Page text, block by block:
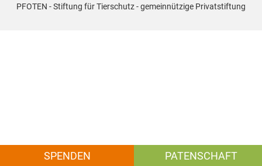
PFOTEN - Stiftung für Tierschutz - gemeinnützige Privatstiftung
SPENDEN PATENSCHAFT